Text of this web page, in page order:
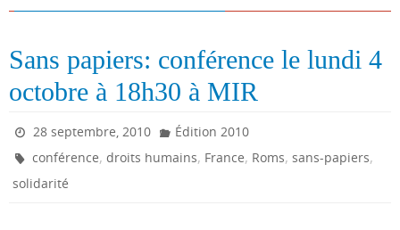
Sans papiers: conférence le lundi 4
octobre à 18h30 à MIR
28 septembre, 2010
Édition 2010
conférence,droits humains, France, Roms,sans-papiers,
solidarité